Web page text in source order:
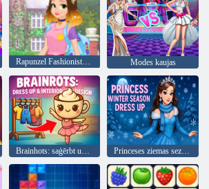
Rapunzel Fashionista par Go Modes kaujas
Brainhots: saģērbt un interjera dizains Princeses ziemas sezonas saģērbt